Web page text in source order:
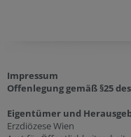
Impressum
Offenlegung gemäß §25
Eigentümer und
Erzdiözese Wien